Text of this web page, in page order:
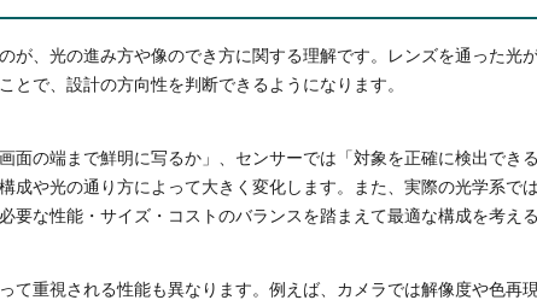
が、光の進み方や像のでき方に関する理解です。レンズを通った光
とで、設計の方向性を判断できるようになります。
面の端まで鮮明に写るか」、センサーでは「対象を正確に検出でき
成や光の通り方によって大きく変化します。また、実際の光学系で
要な性能・サイズ・コストのバランスを踏まえて最適な構成を考え
て重視される性能も異なります。例えば、カメラでは解像度や色再